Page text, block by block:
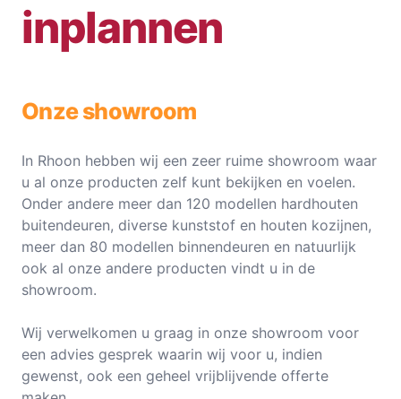
inplannen
Onze showroom
In Rhoon hebben wij een zeer ruime showroom waar
u al onze producten zelf kunt bekijken en voelen.
Onder andere meer dan 120 modellen hardhouten
buitendeuren, diverse kunststof en houten kozijnen,
meer dan 80 modellen binnendeuren en natuurlijk
ook al onze andere producten vindt u in de
showroom.
Wij verwelkomen u graag in onze showroom voor
een advies gesprek waarin wij voor u, indien
gewenst, ook een geheel vrijblijvende offerte